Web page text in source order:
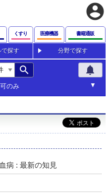
account_circle
くすり 医療機器 書籍通販
で探す 分野で探す
search notifications
のみ
病 : 最新の知見